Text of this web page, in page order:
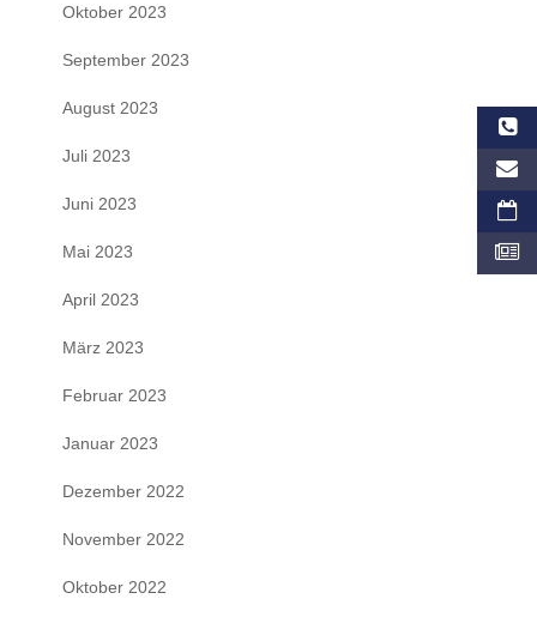
Oktober 2023
September 2023
August 2023
Juli 2023
Juni 2023
Mai 2023
April 2023
März 2023
Februar 2023
Januar 2023
Dezember 2022
November 2022
Oktober 2022